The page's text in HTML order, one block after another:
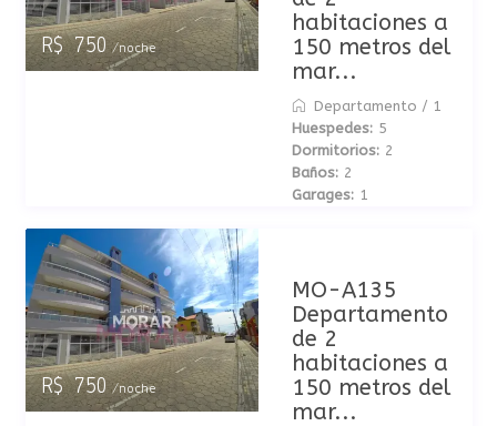
R$ 750/noche
habitaciones a
150 metros del
mar...
Departamento / 1
Huespedes: 5
Dormitorios: 2
Baños: 2
Garages: 1
R$ 750/noche
MO-A135
Departamento
de 2
habitaciones a
150 metros del
mar...